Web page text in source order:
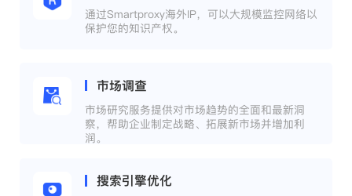
通过Smartproxy海外IP，可以大规模监控网络以
保护您的知识产权。
市场调查
市场研究服务提供对市场趋势的全面和最新洞
察，帮助企业制定战略、拓展新市场并增加利
润。
搜索引擎优化